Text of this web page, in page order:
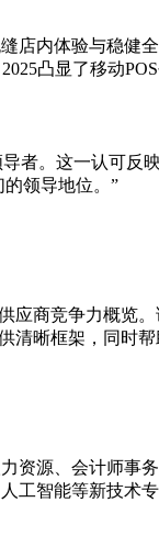
店内体验与稳
凸显了移动
者。这一认可
领导地位。”
应商竞争力概
清晰框架，同时
资源、会计师
工智能等新技术